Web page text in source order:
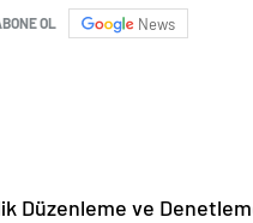
OL News
Düzenleme ve